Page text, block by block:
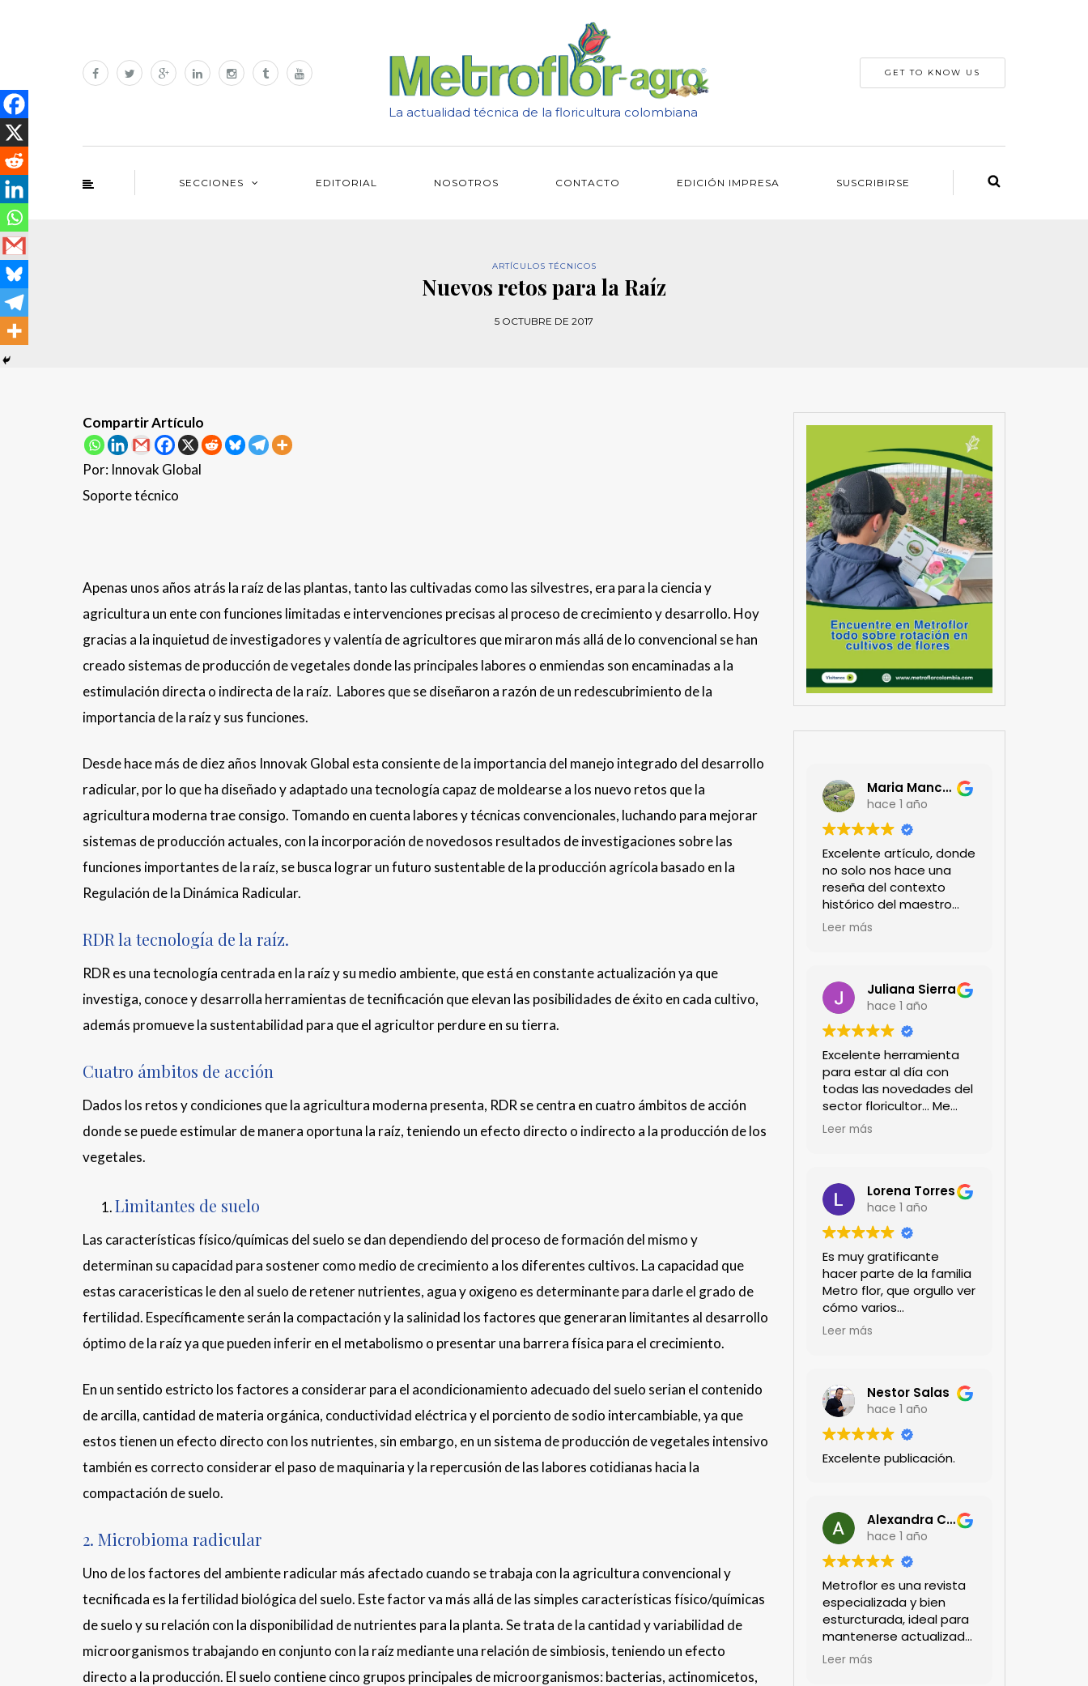
La actualidad técnica de la floricultura colombiana
GET TO KNOW US
SECCIONES EDITORIAL NOSOTROS CONTACTO EDICIÓN IMPRESA SUSCRIBIRSE
ARTÍCULOS TÉCNICOS
Nuevos retos para la Raíz
5 OCTUBRE DE 2017
Compartir Artículo
Por: Innovak Global
Soporte técnico
Apenas unos años atrás la raíz de las plantas, tanto las cultivadas como las silvestres, era para la ciencia y
agricultura un ente con funciones limitadas e intervenciones precisas al proceso de crecimiento y desarrollo. Hoy
gracias a la inquietud de investigadores y valentía de agricultores que miraron más allá de lo convencional se han
creado sistemas de producción de vegetales donde las principales labores o enmiendas son encaminadas a la
estimulación directa o indirecta de la raíz. Labores que se diseñaron a razón de un redescubrimiento de la
importancia de la raíz y sus funciones.
Desde hace más de diez años Innovak Global esta consiente de la importancia del manejo integrado del desarrollo
radicular, por lo que ha diseñado y adaptado una tecnología capaz de moldearse a los nuevo retos que la
agricultura moderna trae consigo. Tomando en cuenta labores y técnicas convencionales, luchando para mejorar
sistemas de producción actuales, con la incorporación de novedosos resultados de investigaciones sobre las
funciones importantes de la raíz, se busca lograr un futuro sustentable de la producción agrícola basado en la
Regulación de la Dinámica Radicular.
RDR la tecnología de la raíz.
RDR es una tecnología centrada en la raíz y su medio ambiente, que está en constante actualización ya que
investiga, conoce y desarrolla herramientas de tecnificación que elevan las posibilidades de éxito en cada cultivo,
además promueve la sustentabilidad para que el agricultor perdure en su tierra.
Cuatro ámbitos de acción
Dados los retos y condiciones que la agricultura moderna presenta, RDR se centra en cuatro ámbitos de acción
donde se puede estimular de manera oportuna la raíz, teniendo un efecto directo o indirecto a la producción de los
vegetales.
Limitantes de suelo
Las características físico/químicas del suelo se dan dependiendo del proceso de formación del mismo y
determinan su capacidad para sostener como medio de crecimiento a los diferentes cultivos. La capacidad que
estas caraceristicas le den al suelo de retener nutrientes, agua y oxigeno es determinante para darle el grado de
fertilidad. Específicamente serán la compactación y la salinidad los factores que generaran limitantes al desarrollo
óptimo de la raíz ya que pueden inferir en el metabolismo o presentar una barrera física para el crecimiento.
En un sentido estricto los factores a considerar para el acondicionamiento adecuado del suelo serian el contenido
de arcilla, cantidad de materia orgánica, conductividad eléctrica y el porciento de sodio intercambiable, ya que
estos tienen un efecto directo con los nutrientes, sin embargo, en un sistema de producción de vegetales intensivo
también es correcto considerar el paso de maquinaria y la repercusión de las labores cotidianas hacia la
compactación de suelo.
2. Microbioma radicular
Uno de los factores del ambiente radicular más afectado cuando se trabaja con la agricultura convencional y
tecnificada es la fertilidad biológica del suelo. Este factor va más allá de las simples características físico/químicas
de suelo y su relación con la disponibilidad de nutrientes para la planta. Se trata de la cantidad y variabilidad de
microorganismos trabajando en conjunto con la raíz mediante una relación de simbiosis, teniendo un efecto
directo a la producción. El suelo contiene cinco grupos principales de microorganismos: bacterias, actinomicetos,
Maria Mancera
hace 1 año
Excelente artículo, donde
no solo nos hace una
reseña del contexto
histórico del maestro
jardinero japonés si no
Felicitaciones!!
Leer más
Juliana Sierra
hace 1 año
Excelente herramienta
para estar al día con
todas las novedades del
sector floricultor... Me
encanta!!!
Leer más
Lorena Torres
hace 1 año
Es muy gratificante
hacer parte de la familia
Metro flor, que orgullo ver
cómo varios
profesionales hombres y
técnicas. Gracias por
mantenernos al día.mil
GRACIAS
Leer más
Nestor Salas
hace 1 año
Excelente publicación.
Alexandra Castillo
hace 1 año
Metroflor es una revista
especializada y bien
esturcturada, ideal para
mantenerse actualizado
en el sector floricultor.
Leer más